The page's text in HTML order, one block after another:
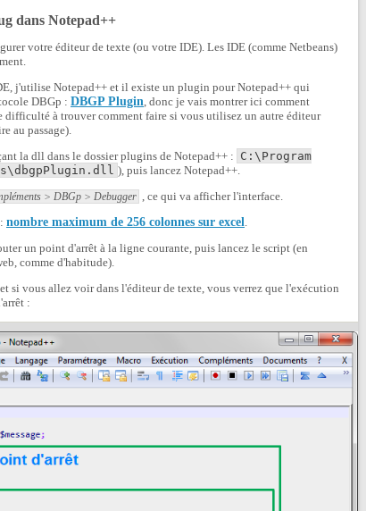
dans Notepad++
votre éditeur de texte (ou votre IDE). Les IDE (comme Netbeans)
j'utilise Notepad++ et il existe un plugin pour Notepad++ qui
DBGp : DBGP Plugin, donc je vais montrer ici comment
difficulté à trouver comment faire si vous utilisez un autre éditeur
au passage).
la dll dans le dossier plugins de Notepad++ : C:\Program
), puis lancez Notepad++.
> DBGp > Debugger , ce qui va afficher l'interface.
nombre maximum de 256 colonnes sur excel.
un point d'arrêt à la ligne courante, puis lancez le script (en
comme d'habitude).
si vous allez voir dans l'éditeur de texte, vous verrez que l'exécution
: